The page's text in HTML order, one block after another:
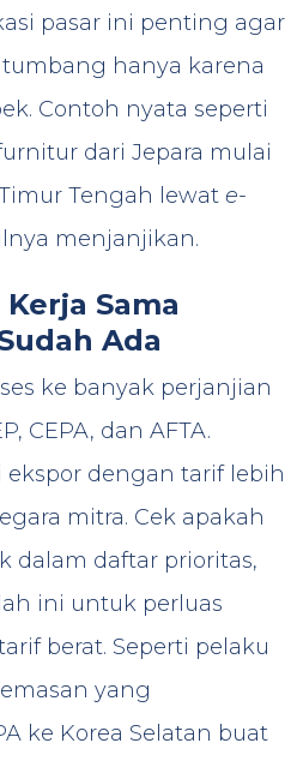
pasar ini penting agar
hanya karena
Contoh nyata seperti
dari Jepara mulai
Tengah lewat e-
menjanjikan.
Sama
Ada
ke banyak perjanjian
CEPA, dan AFTA.
ekspor dengan tarif lebih
mitra. Cek apakah
dalam daftar prioritas,
ini untuk perluas
berat. Seperti pelaku
yang
ke Korea Selatan buat